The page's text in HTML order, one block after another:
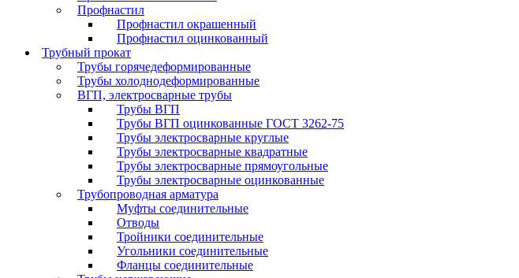
Профнастил
Профнастил окрашенный
Профнастил оцинкованный
Трубный прокат
Трубы горячедеформированные
Трубы холоднодеформированные
ВГП, электросварные трубы
Трубы ВГП
Трубы ВГП оцинкованные ГОСТ 3262-75
Трубы электросварные круглые
Трубы электросварные квадратные
Трубы электросварные прямоугольные
Трубы электросварные оцинкованные
Трубопроводная арматура
Муфты соединительные
Отводы
Тройники соединительные
Угольники соединительные
Фланцы соединительные